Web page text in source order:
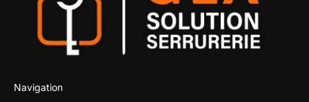
Navigation